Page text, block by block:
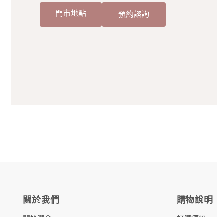
門市地點 預約諮詢
關於我們 購物說明